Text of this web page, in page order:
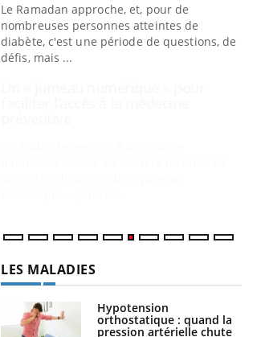
préventive Youtube
Un établissement lié à un groupe
mutualiste innove en matière de bilan de
orthostatique : quand la
pression artérielle chute
au lever